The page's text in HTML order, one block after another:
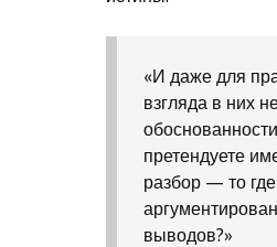
«И даже для
взгляда в них
претендуете
разбор — то
выводов?»